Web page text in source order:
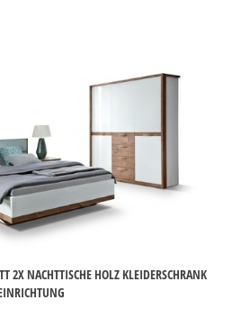
2X NACHTTISCHE HOLZ KLEIDERSCHRANK